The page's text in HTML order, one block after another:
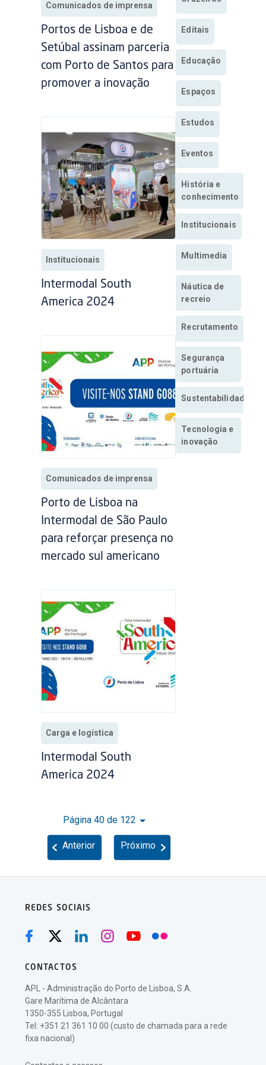
Comunicados de imprensa
Portos de Lisboa e de
Setúbal assinam parceria
com Porto de Santos para
promover a inovação
Institucionais
Intermodal South
America 2024
Comunicados de imprensa
Porto de Lisboa na
Intermodal de São Paulo
para reforçar presença no
mercado sul americano
Carga e logística
Intermodal South
America 2024
Página 40 de 122
Anterior Próximo
Editais
Educação
Espaços
Estudos
Eventos
História e
conhecimento
Institucionais
Multimedia
Náutica de
recreio
Recrutamento
Segurança
portuária
Sustentabilidade
Tecnologia e
inovação
REDES SOCIAIS
CONTACTOS
APL - Administração do Porto de Lisboa, S.A.
Gare Marítima de Alcântara
1350-355 Lisboa, Portugal
Tel: +351 21 361 10 00 (custo de chamada para a rede
fixa nacional)